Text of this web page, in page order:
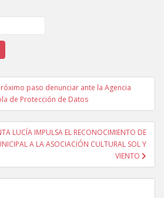
entradas
paso denunciar ante la Agencia
de Protección de Datos
LUCÍA IMPULSA EL RECONOCIMIENTO DE
A LA ASOCIACIÓN CULTURAL SOL Y
VIENTO